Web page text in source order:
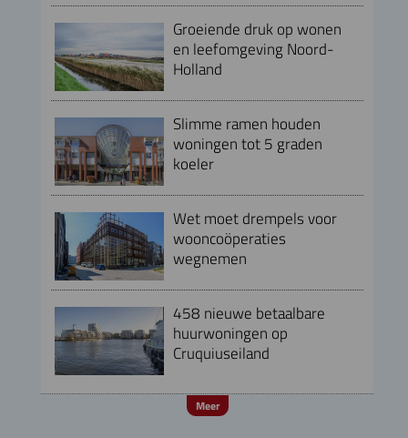
Groeiende druk op wonen
en leefomgeving Noord-
Holland
Slimme ramen houden
woningen tot 5 graden
koeler
Wet moet drempels voor
wooncoöperaties
wegnemen
458 nieuwe betaalbare
huurwoningen op
Cruquiuseiland
Meer